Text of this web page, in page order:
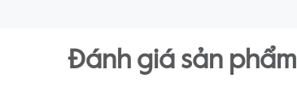
Đánh giá sản phẩm